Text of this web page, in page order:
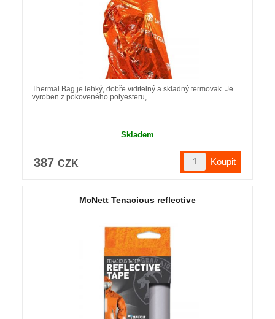
Thermal Bag je lehký, dobře viditelný a skladný termovak. Je
vyroben z pokoveného polyesteru, ...
Skladem
387 CZK
McNett Tenacious reflective